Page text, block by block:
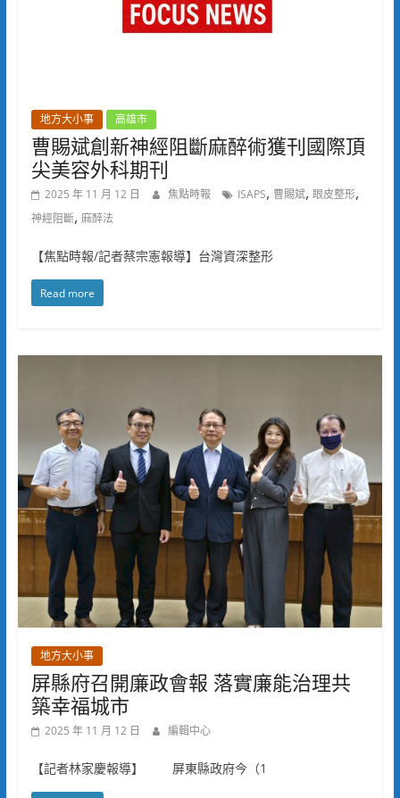
地方大小事 高雄市
曹賜斌創新神經阻斷麻醉術獲刊國際頂
尖美容外科期刊
2025 年 11 月 12 日 焦點時報 ISAPS, 曹賜斌, 眼皮整形,
神經阻斷, 麻醉法
【焦點時報/記者蔡宗憲報導】台灣資深整形
Read more
地方大小事
屏縣府召開廉政會報 落實廉能治理共
築幸福城市
2025 年 11 月 12 日 編輯中心
【記者林家慶報導】 屏東縣政府今（1